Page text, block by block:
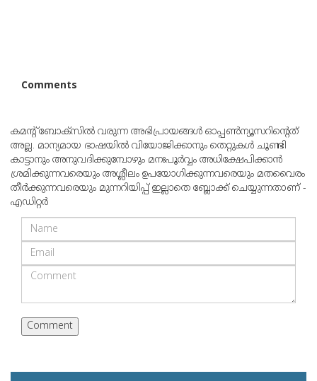
Comments
കമന്റ് ബോക്‌സില്‍ വരുന്ന അഭിപ്രായങ്ങള്‍ ഓപ്പൺന്യൂസറിന്റെത്
അല്ല. മാന്യമായ ഭാഷയില്‍ വിയോജിക്കാനും തെറ്റുകള്‍ ചൂണ്ടി
കാട്ടാനും അനുവദിക്കുമ്പോഴും മനഃപൂര്‍വ്വം അധിക്ഷേപിക്കാന്‍
ശ്രമിക്കുന്നവരെയും അശ്ലീലം ഉപയോഗിക്കുന്നവരെയും മതവൈരം
തീര്‍ക്കുന്നവരെയും മുന്നറിയിപ്പ് ഇല്ലാതെ ബ്ലോക്ക് ചെയ്യുന്നതാണ് -
എഡിറ്റര്‍